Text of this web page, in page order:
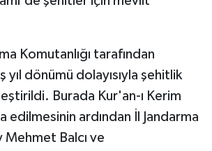
Komutanlığı tarafından
yıl dönümü dolayısıyla şehitlik
Burada Kur'an-ı Kerim
edilmesinin ardından İl Jandarma
Mehmet Balcı ve